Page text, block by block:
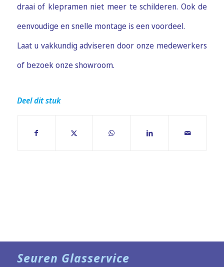
draai of klepramen niet meer te schilderen. Ook de
eenvoudige en snelle montage is een voordeel.
Laat u vakkundig adviseren door onze medewerkers
of bezoek onze showroom.
Deel dit stuk
Seuren Glasservice